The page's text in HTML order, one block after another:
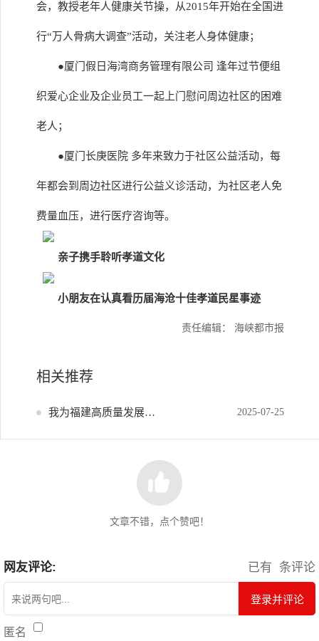
会，教授老年人健康关节操，从2015年开始在全国进
行“万人骨病大调查”活动，关注老人身体健康；
●厦门假日海湾商务管理有限公司 逢年过节便组
织爱心企业及企业员工一起上门慰问周边社区的困难
老人；
●厦门长庚医院 多年来致力于社区公益活动，每
年都会到周边社区进行公益义诊活动，为社区老人免
费量血压，进行医疗咨询等。
亲子携手聆听孝道文化
小朋友在认真看历届海沧十佳孝道民星事迹
责任编辑： 海峡都市报
相关推荐
我为福建高质量发展献策 2025-07-25
文章不错，点个赞吧！
网友评论: 已有 条评论
登录并评论
匿名